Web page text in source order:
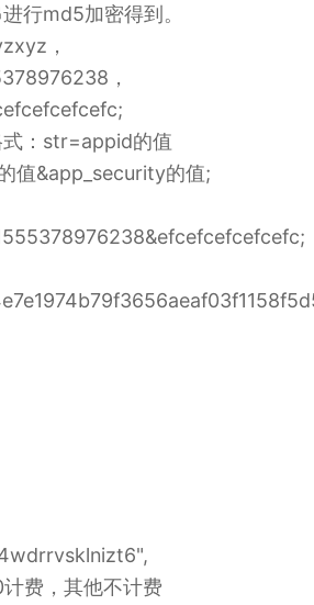
行md5加密得到。
，
，
：str=appid的值
值&app_security的值;
费，其他不计费